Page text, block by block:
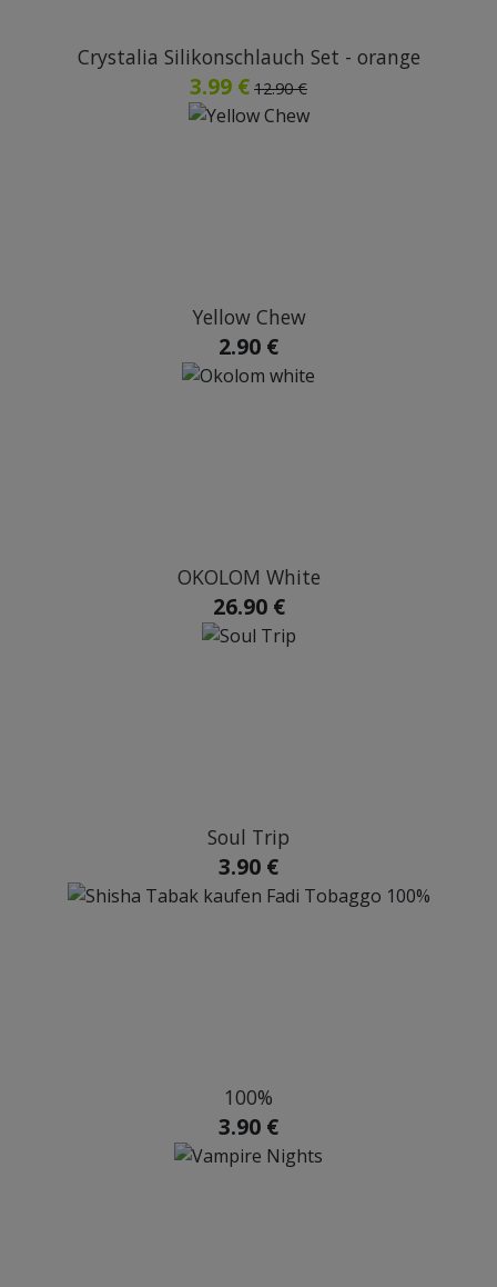
Crystalia Silikonschlauch Set - orange
3.99 € 12.90 €
Yellow Chew
2.90 €
OKOLOM White
26.90 €
Soul Trip
3.90 €
100%
3.90 €